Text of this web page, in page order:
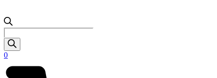
Products
search
0